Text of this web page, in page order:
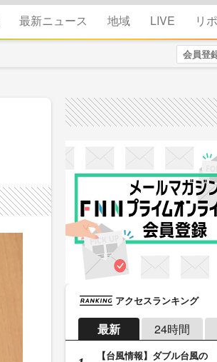
最新ニュース 地域 LIVE リ
会員登
アクセスランキング
最新 24時間
【台風情報】ダブル台風の